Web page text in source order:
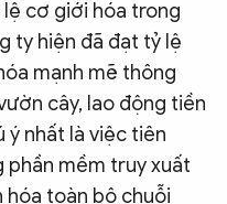
lệ cơ giới hóa trong
ty hiện đã đạt tỷ lệ
mạnh mẽ thông
cây, lao động tiền
ý nhất là việc tiên
phần mềm truy xuất
hóa toàn bộ chuỗi